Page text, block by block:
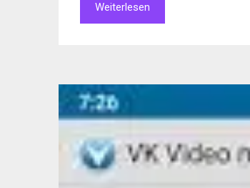
Weiterlesen